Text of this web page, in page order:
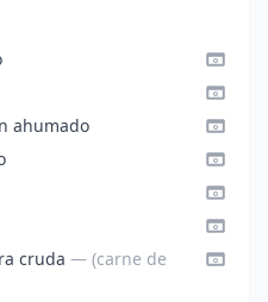
ahumado
cruda — (carne de